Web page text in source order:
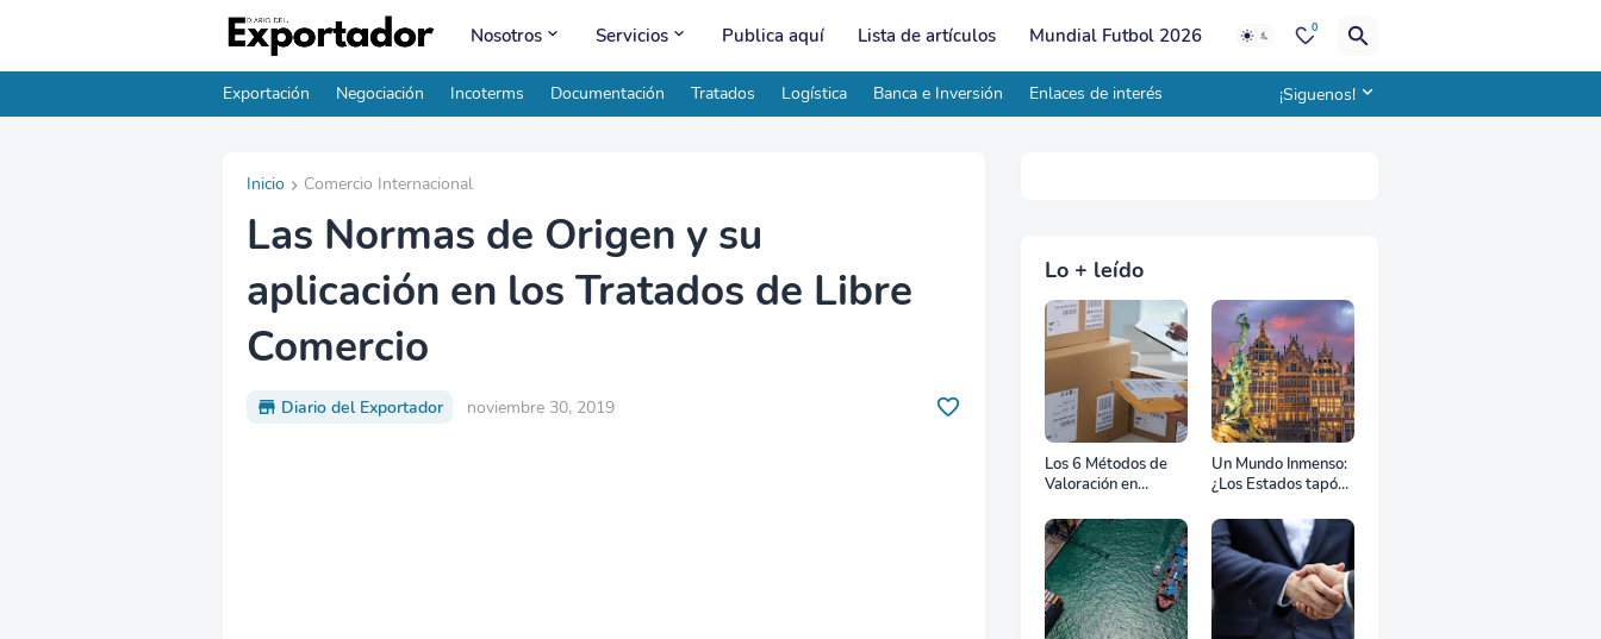
Nosotros Servicios Publica aquí Lista de artículos Mundial Futbol 2026 0
Exportación Negociación Incoterms Documentación Tratados Logística Banca e Inversión Enlaces de interés ¡Siguenos!
Inicio Comercio Internacional
Las Normas de Origen y su
aplicación en los Tratados de Libre
Comercio
Diario del Exportador noviembre 30, 2019
Lo + leído
Los 6 Métodos de
Valoración en
Un Mundo Inmenso:
¿Los Estados tapón,
o zona de combate?